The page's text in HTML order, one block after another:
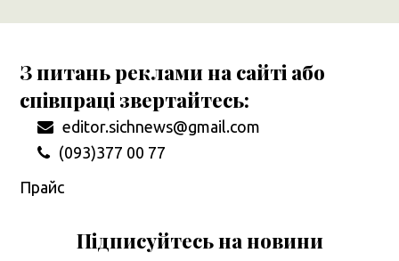
З питань реклами на сайті або
співпраці звертайтесь:
editor.sichnews@gmail.com
(093)377 00 77
Прайс
Підписуйтесь на новини